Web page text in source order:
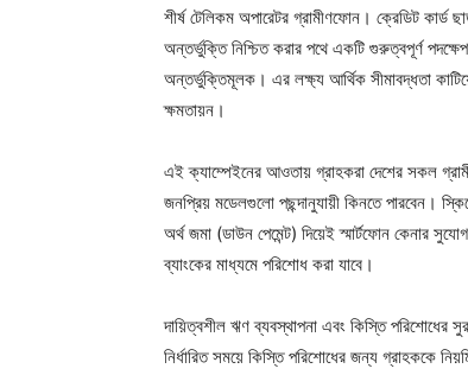
শীর্ষ টেলিকম অপারেটর গ্রামীণফোন। ক্রেডিট কার্ড
অন্তর্ভুক্তি নিশ্চিত করার পথে একটি গুরুত্বপূর্ণ
অন্তর্ভুক্তিমূলক। এর লক্ষ্য আর্থিক সীমাবদ্ধতা
ক্ষমতায়ন।
এই ক্যাম্পেইনের আওতায় গ্রাহকরা দেশের সকল
জনপ্রিয় মডেলগুলো পছন্দানুযায়ী কিনতে পারবেন।
অর্থ জমা (ডাউন পেমেন্ট) দিয়েই স্মার্টফোন কেনার
ব্যাংকের মাধ্যমে পরিশোধ করা যাবে।
দায়িত্বশীল ঋণ ব্যবস্থাপনা এবং কিস্তি পরিশোধের
নির্ধারিত সময়ে কিস্তি পরিশোধের জন্য গ্রাহককে